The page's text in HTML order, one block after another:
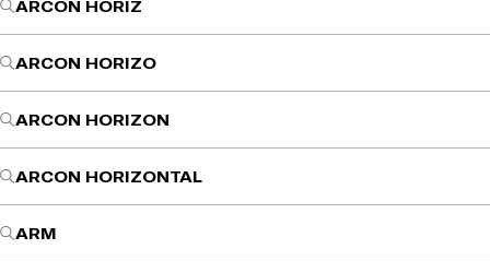
ARCON HORIZ
ARCON HORIZO
ARCON HORIZON
ARCON HORIZONTAL
ARM